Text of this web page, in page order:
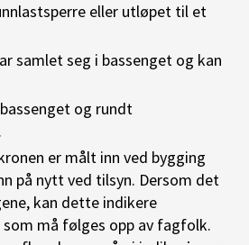
eller utløpet til et
samlet seg i bassenget og kan
og rundt
er målt inn ved bygging
på nytt ved tilsyn. Dersom det
kan dette indikere
må følges opp av fagfolk.